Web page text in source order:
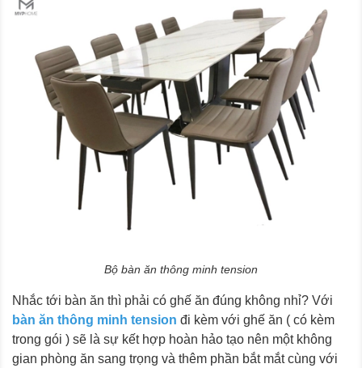
Bộ bàn ăn thông minh tension
Nhắc tới bàn ăn thì phải có ghế ăn đúng không nhỉ? Với
bàn ăn thông minh tension đi kèm với ghế ăn ( có kèm
trong gói ) sẽ là sự kết hợp hoàn hảo tạo nên một không
gian phòng ăn sang trọng và thêm phần bắt mắt cùng với